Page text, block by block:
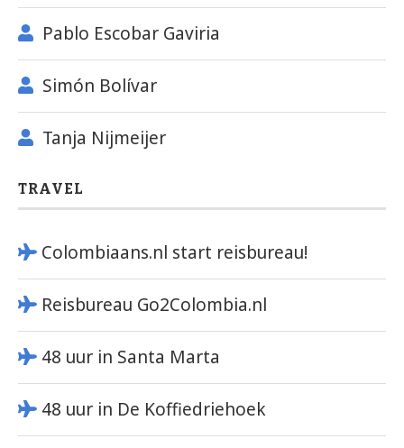
Pablo Escobar Gaviria
Simón Bolívar
Tanja Nijmeijer
TRAVEL
Colombiaans.nl start reisbureau!
Reisbureau Go2Colombia.nl
48 uur in Santa Marta
48 uur in De Koffiedriehoek